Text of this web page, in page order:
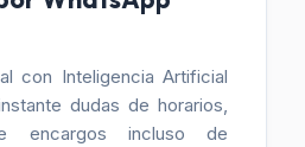
con Inteligencia Artificial
dudas de horarios,
encargos incluso de